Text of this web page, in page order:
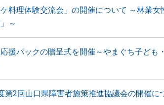
ケ料理体験交流会」の開催について ～林業
～
援パックの贈呈式を開催～やまぐち子ども
第2回山口県障害者施策推進協議会の開催に